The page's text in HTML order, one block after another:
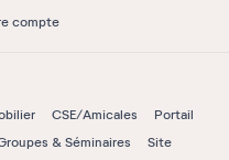
compte
CSE/Amicales
Portail
& Séminaires
Site